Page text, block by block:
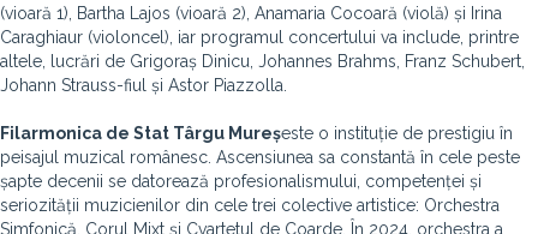
(vioară 1), Bartha Lajos (vioară 2), Anamaria Cocoară (violă) și Irina
Caraghiaur (violoncel), iar programul concertului va include, printre
altele, lucrări de Grigoraș Dinicu, Johannes Brahms, Franz Schubert,
Johann Strauss-fiul și Astor Piazzolla.
Filarmonica de Stat Târgu Mureșeste o instituție de prestigiu în
peisajul muzical românesc. Ascensiunea sa constantă în cele peste
șapte decenii se datorează profesionalismului, competenței și
seriozității muzicienilor din cele trei colective artistice: Orchestra
Simfonică, Corul Mixt și Cvartetul de Coarde. În 2024, orchestra a